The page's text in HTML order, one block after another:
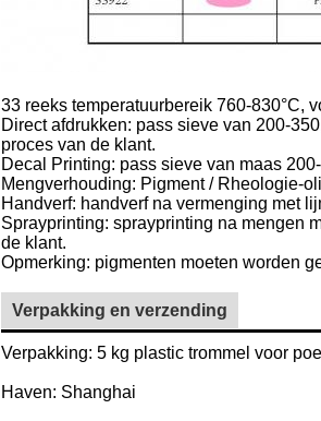
33 reeks temperatuurbereik 760-830°C,
Direct afdrukken: pass sieve van 200-
proces van de klant.
Decal Printing: pass sieve van maas
Mengverhouding: Pigment / Rheologie-
Handverf: handverf na vermenging met
Sprayprinting: sprayprinting na mengen
de klant.
Opmerking: pigmenten moeten worden
Verpakking en verzending
Verpakking: 5 kg plastic trommel voor
Haven: Shanghai